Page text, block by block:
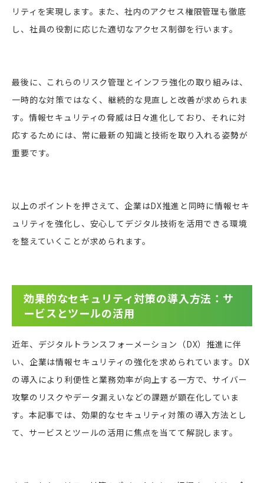
リティを実現します。また、社内のアクセス権限管理も徹底
し、社員の役割に応じた適切なアクセス制御を行います。
最後に、これらのリスク管理とインフラ強化の取り組みは、
一時的な対策ではなく、継続的な見直しと改善が求められま
す。情報セキュリティの脅威は日々進化しており、それに対
応するためには、常に最新の知識と技術を取り入れる姿勢が
重要です。
以上のポイントを押さえて、企業はDX推進と同時に情報セキ
ュリティを強化し、安心してデジタル技術を活用できる環境
を整えていくことが求められます。
効果的なセキュリティ対策の導入方法：サ
ービスとツールの活用
近年、デジタルトランスフォーメーション（DX）推進に伴
い、企業は情報セキュリティの強化を求められています。DX
の導入により利便性と業務効率が向上する一方で、サイバー
攻撃のリスクやデータ漏えいなどの課題が顕在化していま
す。本記事では、効果的なセキュリティ対策の導入方法とし
て、サービスとツールの活用に焦点を当てて解説します。